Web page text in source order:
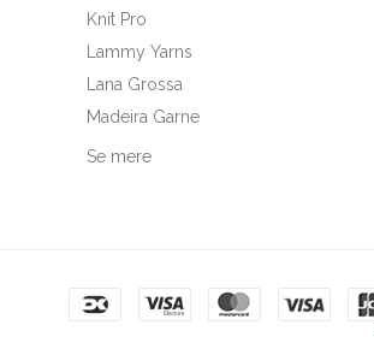
Knit Pro
Lammy Yarns
Lana Grossa
Madeira Garne
Se mere